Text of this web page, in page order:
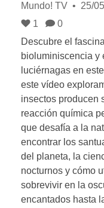
Mundo! TV
25/
1
0
Descubre el
bioluminiscencia y
luciérnagas en
este vídeo
insectos producen
reacción química
que desafía a la
encontrar los
del planeta, la
nocturnos y cómo
sobrevivir en la
encantados hasta